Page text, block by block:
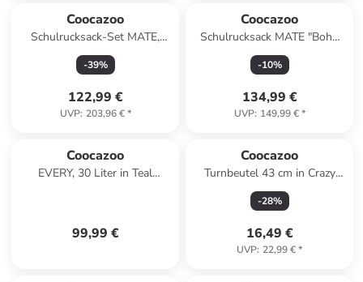
Coocazoo
Schulrucksack-Set MATE,
Mäppchen, Turnbeutel Gel in
Happy Raindrops
-39%
122,99 €
UVP: 203,96 €*
Coocazoo
Schulrucksack MATE "Boho
Glam" in Blau
-10%
134,99 €
UVP: 149,99 €*
Coocazoo
EVERY, 30 Liter in Teal
99,99 €
Coocazoo
Turnbeutel 43 cm in Crazy
Artnight
-28%
16,49 €
UVP: 22,99 €*